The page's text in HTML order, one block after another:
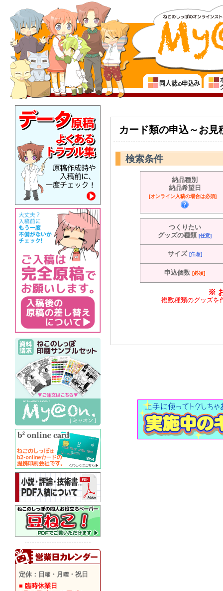
定休：日 曜 ・月 曜 ・祝日
■ 臨時休業日
カード類の申込～お見
検索条件
納品種別
納品希望日
[オンライン入稿の場合は必須]
つくりたい
グッズの種類 [任意]
サイズ [任意]
申込個数 [必須]
※
複数種類のグッズを